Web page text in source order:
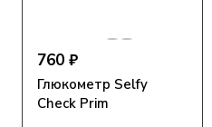
760 ₽
Глюкометр Selfy
Check Prim